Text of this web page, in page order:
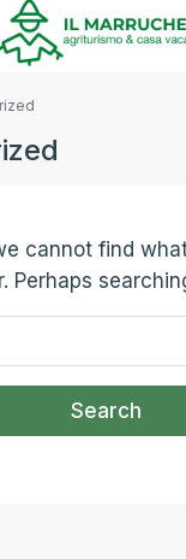
cannot find
Perhaps
Search